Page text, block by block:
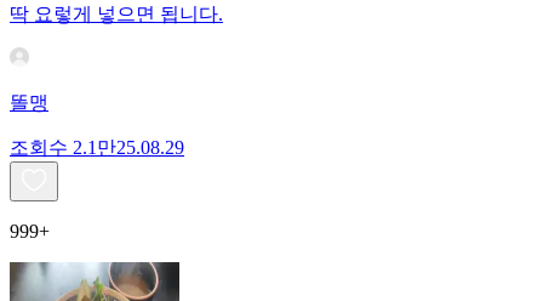
딱 요렇게 넣으면 됩니다.
똘맹
조회수 2.1만25.08.29
999+